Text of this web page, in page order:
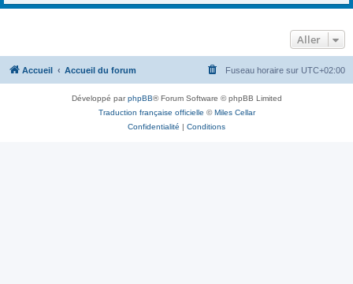
Aller
Accueil Accueil du forum Fuseau horaire sur UTC+02:00
Développé parphpBB® Forum Software © phpBB Limited
Traduction française officielle ©Miles Cellar
Confidentialité | Conditions